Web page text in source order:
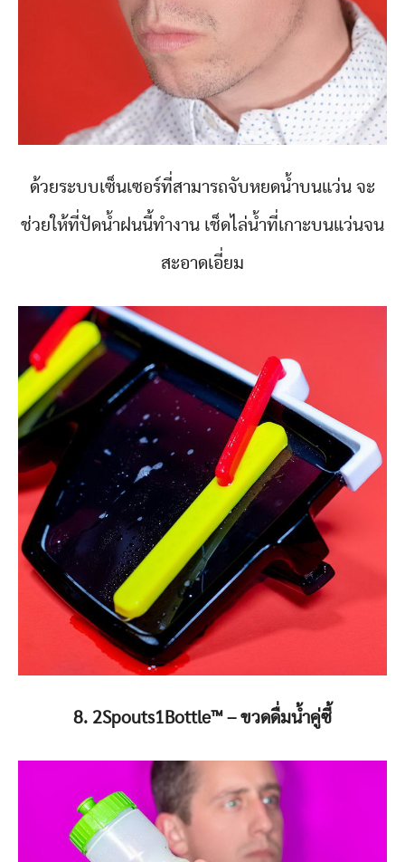
ด้วยระบบเซ็นเซอร์ที่สามารถจับหยดน้ำบนแว่น จะ
ช่วยให้ที่ปัดน้ำฝนนี้ทำงาน เช็ดไล่น้ำที่เกาะบนแว่นจน
สะอาดเอี่ยม
8. 2Spouts1Bottle™️ – ขวดดื่มน้ำคู่ซี้